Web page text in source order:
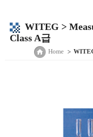
WITEG >
Class A급
Home